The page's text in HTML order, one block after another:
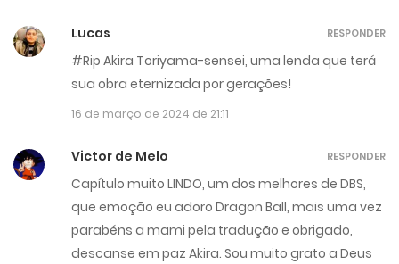
Lucas
#Rip Akira Toriyama-sensei, uma lenda que terá
sua obra eternizada por gerações!
16 de março de 2024 de 21:11
RESPONDER
Victor de Melo
Capítulo muito LINDO, um dos melhores de DBS,
que emoção eu adoro Dragon Ball, mais uma vez
parabéns a mami pela tradução e obrigado,
descanse em paz Akira. Sou muito grato a Deus
RESPONDER